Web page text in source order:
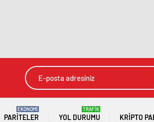
PARITELER
EKONOMİ
YOL DURUMU
TRAFİK
KRIPTO